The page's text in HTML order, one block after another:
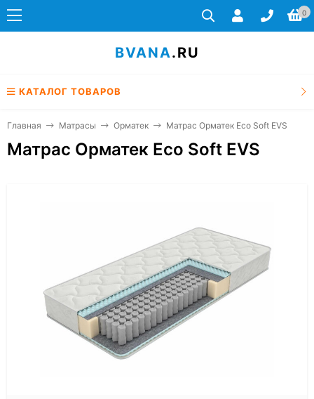
0
BVANA.RU
КАТАЛОГ ТОВАРОВ
Главная Матрасы Орматек Матрас Орматек Eco Soft EVS
Матрас Орматек Eco Soft EVS